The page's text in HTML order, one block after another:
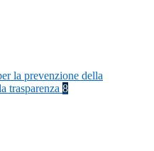
la prevenzione della
trasparenza 8